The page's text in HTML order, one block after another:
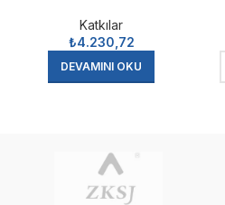
Katkılar
₺4.230,72
DEVAMINI OKU